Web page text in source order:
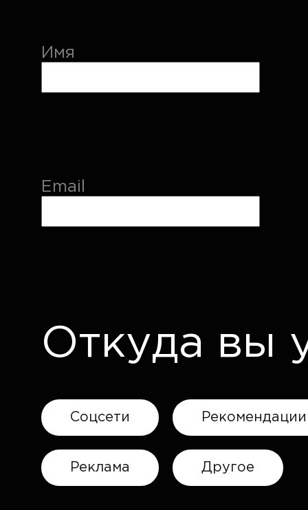
Имя
Email
Откуда вы
Соцсети Рекомендации
Реклама Другое